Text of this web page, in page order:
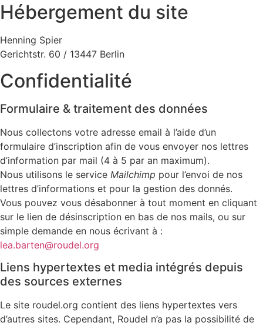
Hébergement du site
Henning Spier
Gerichtstr. 60 / 13447 Berlin
Confidentialité
Formulaire & traitement des données
Nous collectons votre adresse email à l’aide d’un
formulaire d’inscription afin de vous envoyer nos lettres
d’information par mail (4 à 5 par an maximum).
Nous utilisons le service Mailchimp pour l’envoi de nos
lettres d’informations et pour la gestion des donnés.
Vous pouvez vous désabonner à tout moment en cliquant
sur le lien de désinscription en bas de nos mails, ou sur
simple demande en nous écrivant à :
lea.barten@roudel.org
Liens hypertextes et media intégrés depuis
des sources externes
Le site roudel.org contient des liens hypertextes vers
d’autres sites. Cependant, Roudel n’a pas la possibilité de